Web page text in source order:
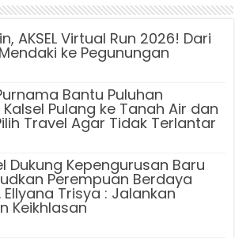
AKSEL Virtual Run 2026! Dari
ke Pegunungan
Bantu Puluhan
Pulang ke Tanah Air dan
Travel Agar Tidak Terlantar
Dukung Kepengurusan Baru
Perempuan Berdaya
Ellyana Trisya : Jalankan
Keikhlasan